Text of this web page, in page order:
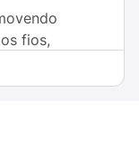
fios,
estes